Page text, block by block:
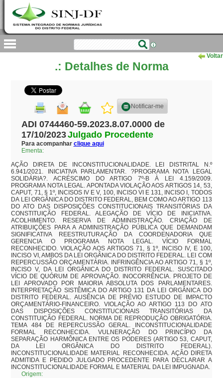
Voltar
.: Detalhes de Norma
Notificar-me
ADI 0744460-59.2023.8.07.0000 de
17/10/2023Julgado Procedente
Para acompanhar clique aqui
Ementa:
AÇÃO DIRETA DE INCONSTITUCIONALIDADE. LEI DISTRITAL N.º
6.941/2021. INICIATIVA PARLAMENTAR. ?PROGRAMA NOTA LEGAL
SOLIDÁRIA?. ACRÉSCIMO DO ARTIGO 7º-B À LEI 4.159/2009.
PROGRAMA NOTA LEGAL. APONTADA VIOLAÇÃO AOS ARTIGOS 14, 53,
CAPUT, 71, § 1º, INCISOS IV E V, 100, INCISO VI E 131, INCISO I, TODOS
DA LEI ORGÂNICA DO DISTRITO FEDERAL, BEM COMO AO ARTIGO 113
DO ATO DAS DISPOSIÇÕES CONSTITUCIONAIS TRANSITÓRIAS DA
CONSTITUIÇÃO FEDERAL. ALEGAÇÃO DE VÍCIO DE INICIATIVA.
ACOLHIMENTO. RESERVA DE ADMINISTRAÇÃO. CRIAÇÃO DE
ATRIBUIÇÕES PARA A ADMINISTRAÇÃO PÚBLICA QUE DEMANDAM
SIGNIFICATIVA REESTRUTURAÇÃO DA COORDENADORIA QUE
GERENCIA O PROGRAMA NOTA LEGAL. VÍCIO FORMAL
RECONHECIDO. VIOLAÇÃO AOS ARTIGOS 71, § 1º, INCISO IV, E 100,
INCISO VI, AMBOS DA LEI ORGÂNICA DO DISTRITO FEDERAL. LEI COM
REPERCUSSÃO ORÇAMENTÁRIA. INFRINGÊNCIA AO ARTIGO 71, § 1º,
INCISO V, DA LEI ORGÂNICA DO DISTRITO FEDERAL. SUSCITADO
VÍCIO DE QUÓRUM DE APROVAÇÃO. INOCORRÊNCIA. PROJETO DE
LEI APROVADO POR MAIORIA ABSOLUTA DOS PARLAMENTARES.
INTERPRETAÇÃO SISTÊMICA DO ARTIGO 131 DA LEI ORGÂNICA DO
DISTRITO FEDERAL. AUSÊNCIA DE PRÉVIO ESTUDO DE IMPACTO
ORÇAMENTÁRIO-FINANCEIRO. VIOLAÇÃO AO ARTIGO 113 DO ATO
DAS DISPOSIÇÕES CONSTITUCIONAIS TRANSITÓRIAS DA
CONSTITUIÇÃO FEDERAL. NORMA DE REPRODUÇÃO OBRIGATÓRIA.
TEMA 484 DE REPERCUSSÃO GERAL. INCONSTITUCIONALIDADE
FORMAL RECONHECIDA. VULNERAÇÃO DO PRINCÍPIO DA
SEPARAÇÃO HARMÔNICA ENTRE OS PODERES (ARTIGO 53, CAPUT,
DA LEI ORGÂNICA DO DISTRITO FEDERAL).
INCONSTITUCIONALIDADE MATERIAL RECONHECIDA. AÇÃO DIRETA
ADMITIDA E PEDIDO JULGADO PROCEDENTE PARA DECLARAR A
INCONSTITUCIONALIDADE FORMAL E MATERIAL DA LEI IMPUGNADA.
Origem: